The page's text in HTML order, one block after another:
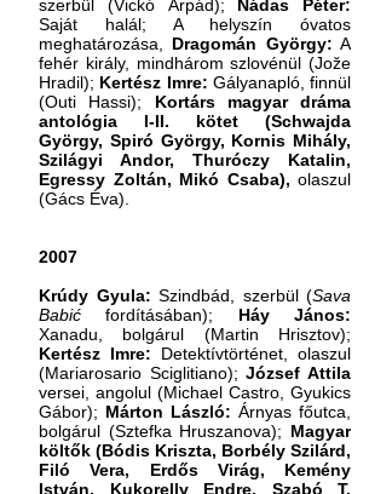
szerbül (Vickó Árpád);
Nádas Péter:
Saját halál; A helyszín óvatos
meghatározása, Dragomán György: A
fehér király, mindhárom szlovénül (Jože
Hradil); Kertész Imre: Gályanapló, finnül
(Outi Hassi); Kortárs magyar dráma
antológia I-II. kötet
(Schwajda
György, Spiró György, Kornis Mihály,
Szilágyi Andor, Thuróczy Katalin,
Egressy Zoltán, Mikó Csaba), olaszul
(Gács Éva).
2007
Krúdy Gyula: Szindbád, szerbül (Sava
Babićfordításában); Háy János:
Xanadu, bolgárul (Martin Hrisztov);
Kertész Imre: Detektívtörténet, olaszul
(Mariarosario Sciglitiano);József Attila
versei, angolul (Michael Castro, Gyukics
Gábor); Márton László: Árnyas főutca,
bolgárul (Sztefka Hruszanova); Magyar
költők (Bódis Kriszta, Borbély Szilárd,
Filó Vera, Erdős Virág, Kemény
István, Kukorelly Endre, Szabó T.